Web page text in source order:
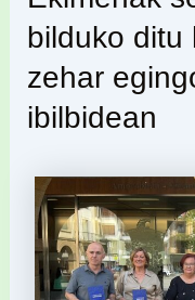
bilduko ditu
zehar
ibilbidean